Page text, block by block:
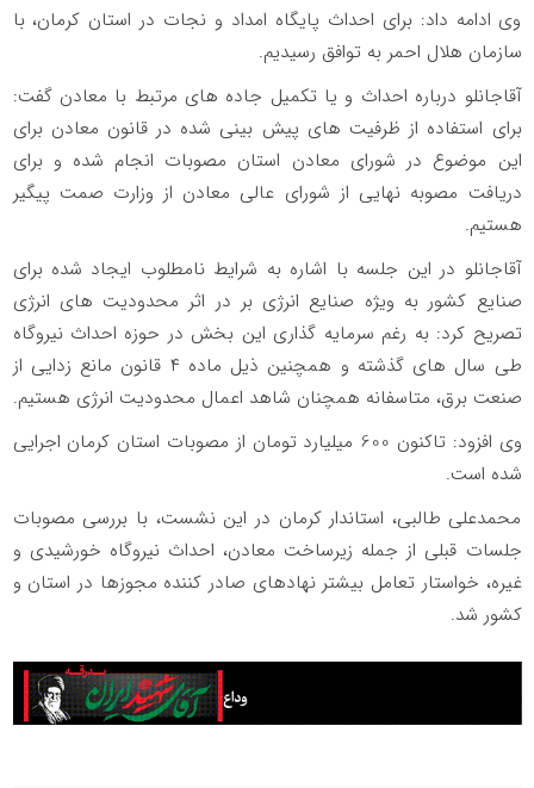
وی ادامه داد: برای احداث پایگاه امداد و نجات در استان کرمان، با
سازمان هلال احمر به توافق رسیدیم.
آقاجانلو درباره احداث و یا تکمیل جاده های مرتبط با معادن گفت:
برای استفاده از ظرفیت های پیش بینی شده در قانون معادن برای
این موضوع در شورای معادن استان مصوبات انجام شده و برای
دریافت مصوبه نهایی از شورای عالی معادن از وزارت صمت پیگیر
هستیم.
آقاجانلو در این جلسه با اشاره به شرایط نامطلوب ایجاد شده برای
صنایع کشور به ویژه صنایع انرژی بر در اثر محدودیت های انرژی
تصریح کرد: به رغم سرمایه گذاری این بخش در حوزه احداث نیروگاه
طی سال های گذشته و همچنین ذیل ماده ۴ قانون مانع زدایی از
صنعت برق، متاسفانه همچنان شاهد اعمال محدودیت انرژی هستیم.
وی افزود: تاکنون 600 میلیارد تومان از مصوبات استان کرمان اجرایی
شده است.
محمدعلی طالبی، استاندار کرمان در این نشست، با بررسی مصوبات
جلسات قبلی از جمله زیرساخت معادن، احداث نیروگاه خورشیدی و
غیره، خواستار تعامل بیشتر نهادهای صادر کننده مجوزها در استان و
کشور شد.